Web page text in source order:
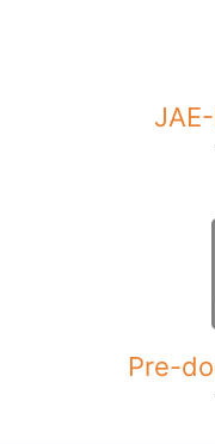
Pre-